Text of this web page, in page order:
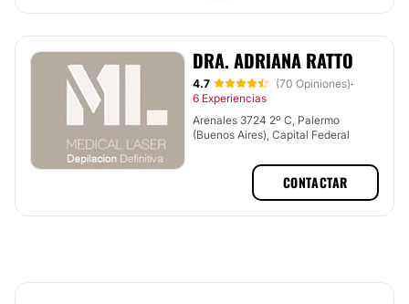
DRA. ADRIANA RATTO
4.7 (70 Opiniones)·
6 Experiencias
Arenales 3724 2º C, Palermo
(Buenos Aires), Capital Federal
CONTACTAR